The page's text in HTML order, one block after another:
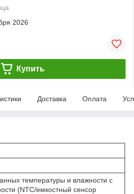
2026
Купить
Доставка Оплата
температуры и влажности с
(NTC/емкостный сенсор